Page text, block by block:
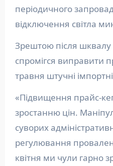
періодичного
відключення світла
Зрештою після шквалу
спромігся виправити
травня штучні
«Підвищення прайс-
зростанню цін.
суворих
регулювання
квітня ми чули гарно